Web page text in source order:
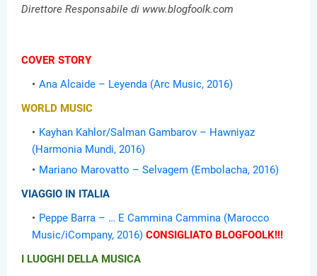
Direttore Responsabile di www.blogfoolk.com
COVER STORY
Ana Alcaide – Leyenda (Arc Music, 2016)
WORLD MUSIC
Kayhan Kahlor/Salman Gambarov – Hawniyaz
(Harmonia Mundi, 2016)
Mariano Marovatto – Selvagem (Embolacha, 2016)
VIAGGIO IN ITALIA
Peppe Barra – … E Cammina Cammina (Marocco
Music/iCompany, 2016) CONSIGLIATO BLOGFOOLK!!!
I LUOGHI DELLA MUSICA